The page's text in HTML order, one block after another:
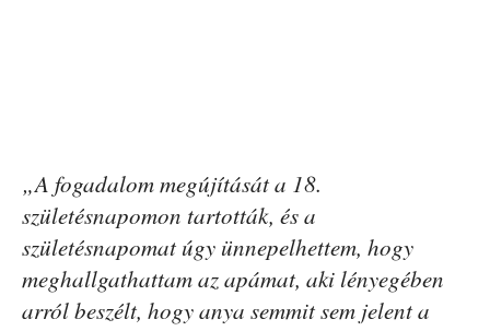
„A fogadalom megújítását a 18.
születésnapomon tartották, és a
születésnapomat úgy ünnepelhettem, hogy
meghallgathattam az apámat, aki lényegében
arról beszélt, hogy anya semmit sem jelent a